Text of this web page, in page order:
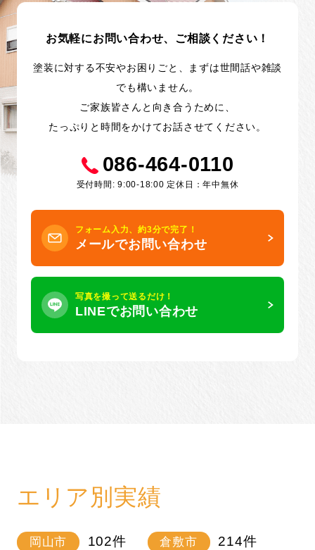
お気軽にお問い合わせ、ご相談ください！
塗装に対する不安やお困りごと、まずは世間話や雑談
でも構いません。
ご家族皆さんと向き合うために、
たっぷりと時間をかけてお話させてください。
086-464-0110
受付時間: 9:00-18:00 定休日：年中無休
フォーム入力、約3分で完了！
メールでお問い合わせ
写真を撮って送るだけ！
LINEでお問い合わせ
エリア別実績
岡山市 102件 倉敷市 214件